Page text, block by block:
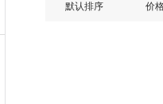
默认排序 价